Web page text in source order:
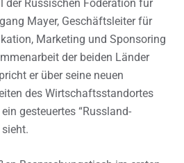
der Russischen Föderation für
Mayer, Geschäftsleiter für
Marketing und Sponsoring
der beiden Länder
er über seine neuen
des Wirtschaftsstandortes
gesteuertes “Russland-